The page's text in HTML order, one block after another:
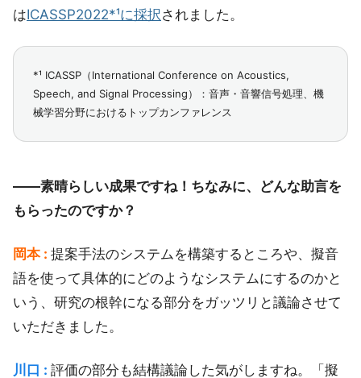
はICASSP2022*¹に採択されました。
*¹ ICASSP（International Conference on Acoustics,
Speech, and Signal Processing）：音声・音響信号処理、機
械学習分野におけるトップカンファレンス
――素晴らしい成果ですね！ちなみに、どんな助言を
もらったのですか？
岡本 : 提案手法のシステムを構築するところや、擬音
語を使って具体的にどのようなシステムにするのかと
いう、研究の根幹になる部分をガッツリと議論させて
いただきました。
川口 : 評価の部分も結構議論した気がしますね。「擬